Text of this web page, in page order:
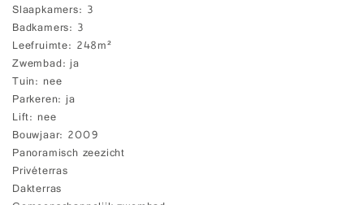
Slaapkamers 3
Badkamers 3
Leefruimte 248m²
Zwembad ja
Tuin nee
Parkeren ja
Lift nee
Bouwjaar 2009
Panoramisch zeezicht
Privéterras
Dakterras